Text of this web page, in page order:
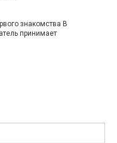
знакомства В
принимает